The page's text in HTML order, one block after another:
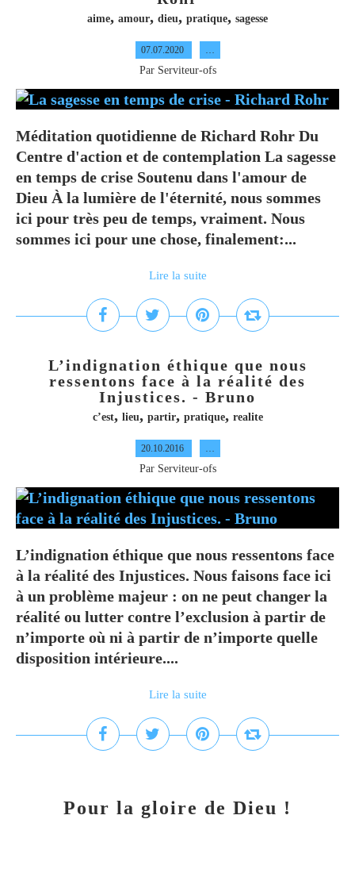
aime, amour, dieu, pratique, sagesse
07.07.2020 …
Par Serviteur-ofs
Méditation quotidienne de Richard Rohr Du
Centre d'action et de contemplation La sagesse
en temps de crise Soutenu dans l'amour de
Dieu À la lumière de l'éternité, nous sommes
ici pour très peu de temps, vraiment. Nous
sommes ici pour une chose, finalement:...
Lire la suite
L’indignation éthique que nous
ressentons face à la réalité des
Injustices. - Bruno
c’est, lieu, partir, pratique, realite
20.10.2016 …
Par Serviteur-ofs
L’indignation éthique que nous ressentons face
à la réalité des Injustices. Nous faisons face ici
à un problème majeur : on ne peut changer la
réalité ou lutter contre l’exclusion à partir de
n’importe où ni à partir de n’importe quelle
disposition intérieure....
Lire la suite
Pour la gloire de Dieu !